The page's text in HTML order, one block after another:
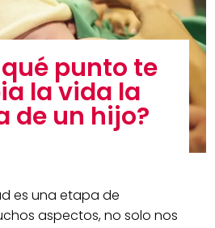
punto te
la vida la
de un hijo?
es una etapa de
aspectos, no solo nos